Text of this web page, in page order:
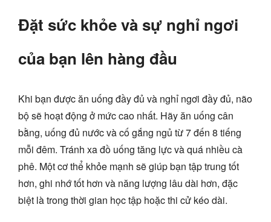
Đặt sức khỏe và sự nghỉ ngơi
của bạn lên hàng đầu
Khi bạn được ăn uống đầy đủ và nghỉ ngơi đầy đủ, não
bộ sẽ hoạt động ở mức cao nhất. Hãy ăn uống cân
bằng, uống đủ nước và cố gắng ngủ từ 7 đến 8 tiếng
mỗi đêm. Tránh xa đồ uống tăng lực và quá nhiều cà
phê. Một cơ thể khỏe mạnh sẽ giúp bạn tập trung tốt
hơn, ghi nhớ tốt hơn và năng lượng lâu dài hơn, đặc
biệt là trong thời gian học tập hoặc thi cử kéo dài.